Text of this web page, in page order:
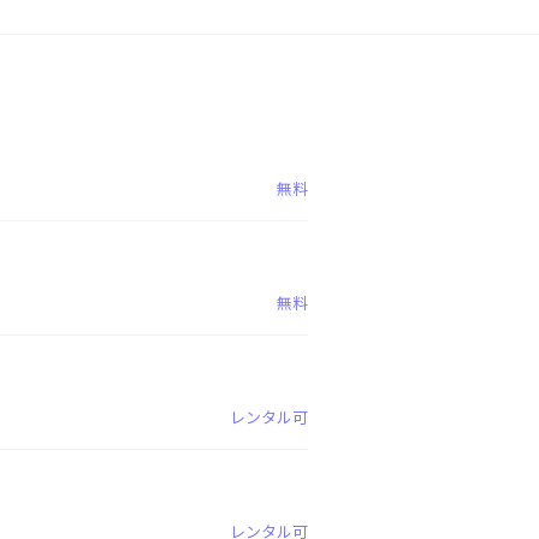
無料
無料
レンタル可
レンタル可